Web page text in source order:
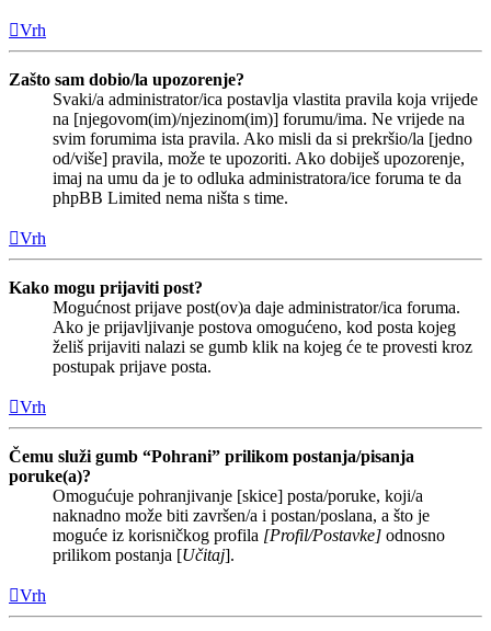
Vrh
Zašto sam dobio/la upozorenje?
Svaki/a administrator/ica postavlja vlastita pravila koja vrijede
na [njegovom(im)/njezinom(im)] forumu/ima. Ne vrijede na
svim forumima ista pravila. Ako misli da si prekršio/la [jedno
od/više] pravila, može te upozoriti. Ako dobiješ upozorenje,
imaj na umu da je to odluka administratora/ice foruma te da
phpBB Limited nema ništa s time.
Vrh
Kako mogu prijaviti post?
Mogućnost prijave post(ov)a daje administrator/ica foruma.
Ako je prijavljivanje postova omogućeno, kod posta kojeg
želiš prijaviti nalazi se gumb klik na kojeg će te provesti kroz
postupak prijave posta.
Vrh
Čemu služi gumb “Pohrani” prilikom postanja/pisanja
poruke(a)?
Omogućuje pohranjivanje [skice] posta/poruke, koji/a
naknadno može biti završen/a i postan/poslana, a što je
moguće iz korisničkog profila [Profil/Postavke] odnosno
prilikom postanja [Učitaj].
Vrh